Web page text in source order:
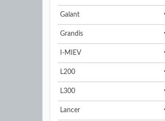
Galant
Grandis
I-MIEV
L200
L300
Lancer